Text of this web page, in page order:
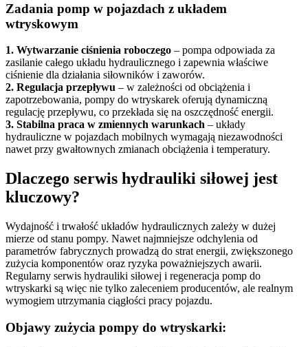
Zadania pomp w pojazdach z układem
wtryskowym
1. Wytwarzanie ciśnienia roboczego – pompa odpowiada za
zasilanie całego układu hydraulicznego i zapewnia właściwe
ciśnienie dla działania siłowników i zaworów.
2. Regulacja przepływu – w zależności od obciążenia i
zapotrzebowania, pompy do wtryskarek oferują dynamiczną
regulację przepływu, co przekłada się na oszczędność energii.
3. Stabilna praca w zmiennych warunkach – układy
hydrauliczne w pojazdach mobilnych wymagają niezawodności
nawet przy gwałtownych zmianach obciążenia i temperatury.
Dlaczego serwis hydrauliki siłowej jest
kluczowy?
Wydajność i trwałość układów hydraulicznych zależy w dużej
mierze od stanu pompy. Nawet najmniejsze odchylenia od
parametrów fabrycznych prowadzą do strat energii, zwiększonego
zużycia komponentów oraz ryzyka poważniejszych awarii.
Regularny serwis hydrauliki siłowej i regeneracja pomp do
wtryskarki są więc nie tylko zaleceniem producentów, ale realnym
wymogiem utrzymania ciągłości pracy pojazdu.
Objawy zużycia pompy do wtryskarki: